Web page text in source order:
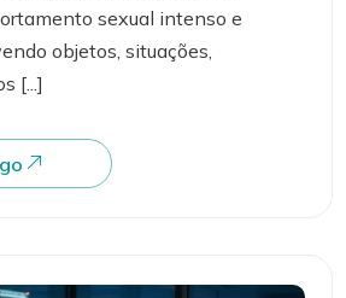
sexual intenso e
objetos, situações,
[...]